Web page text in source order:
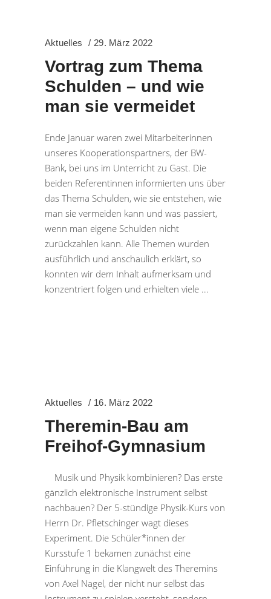
Aktuelles 29. März 2022
Vortrag zum Thema
Schulden – und wie
man sie vermeidet
Ende Januar waren zwei Mitarbeiterinnen
unseres Kooperationspartners, der BW-
Bank, bei uns im Unterricht zu Gast. Die
beiden Referentinnen informierten uns über
das Thema Schulden, wie sie entstehen, wie
man sie vermeiden kann und was passiert,
wenn man eigene Schulden nicht
zurückzahlen kann. Alle Themen wurden
ausführlich und anschaulich erklärt, so
konnten wir dem Inhalt aufmerksam und
konzentriert folgen und erhielten viele
Aktuelles 16. März 2022
Theremin-Bau am
Freihof-Gymnasium
Musik und Physik kombinieren? Das erste
gänzlich elektronische Instrument selbst
nachbauen? Der 5-stündige Physik-Kurs von
Herrn Dr. Pfletschinger wagt dieses
Experiment. Die Schüler*innen der
Kursstufe 1 bekamen zunächst eine
Einführung in die Klangwelt des Theremins
von Axel Nagel, der nicht nur selbst das